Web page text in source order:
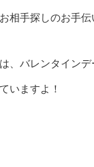
相手探しのお手
、バレンタイン
いますよ！